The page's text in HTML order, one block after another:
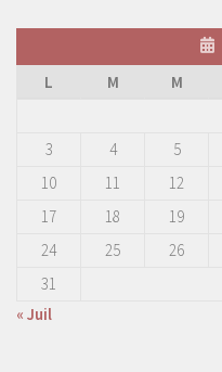
L
M M
3
4 5
10
11 12
17
18 19
24
25 26
31
« Juil